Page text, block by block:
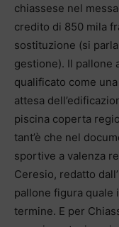
chiassese nel
credito di 850 mila
sostituzione (si
gestione). Il pallone
qualificato come
attesa
piscina coperta
tant’è che nel
sportive a valenza
Ceresio, redatto
pallone figura quale
termine. E per